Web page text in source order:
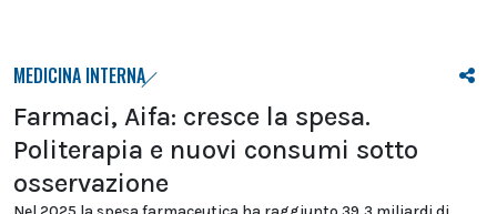
MEDICINA INTERNA
Farmaci, Aifa: cresce la spesa.
Politerapia e nuovi consumi sotto
osservazione